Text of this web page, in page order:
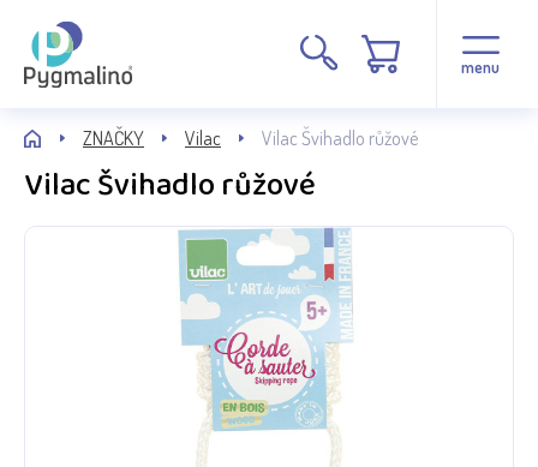
menu
ZNAČKY Vilac Vilac Švihadlo růžové
Vilac Švihadlo růžové